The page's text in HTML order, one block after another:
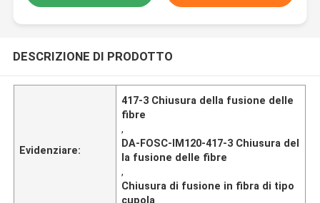
DESCRIZIONE DI PRODOTTO
Evidenziare:
417-3 Chiusura della fusione delle
fibre
,
DA-FOSC-IM120-417-3 Chiusura del
la fusione delle fibre
,
Chiusura di fusione in fibra di tipo
cupola